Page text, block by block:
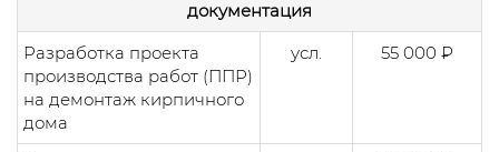
документация
Разработка проекта
производства работ (ППР)
на демонтаж кирпичного
дома
усл. 55 000 ₽